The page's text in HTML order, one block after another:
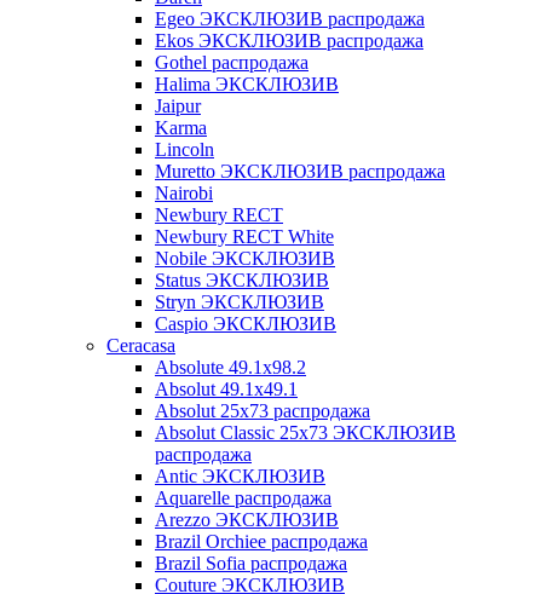
Egeo ЭКСКЛЮЗИВ распродажа
Ekos ЭКСКЛЮЗИВ распродажа
Gothel распродажа
Halima ЭКСКЛЮЗИВ
Jaipur
Karma
Lincoln
Muretto ЭКСКЛЮЗИВ распродажа
Nairobi
Newbury RECT
Newbury RECT White
Nobile ЭКСКЛЮЗИВ
Status ЭКСКЛЮЗИВ
Stryn ЭКСКЛЮЗИВ
Сaspio ЭКСКЛЮЗИВ
Ceracasa
Absolute 49.1x98.2
Absolut 49.1x49.1
Absolut 25x73 распродажа
Absolut Classic 25x73 ЭКСКЛЮЗИВ
распродажа
Antic ЭКСКЛЮЗИВ
Aquarelle распродажа
Arezzo ЭКСКЛЮЗИВ
Brazil Orchiee распродажа
Brazil Sofia распродажа
Couture ЭКСКЛЮЗИВ